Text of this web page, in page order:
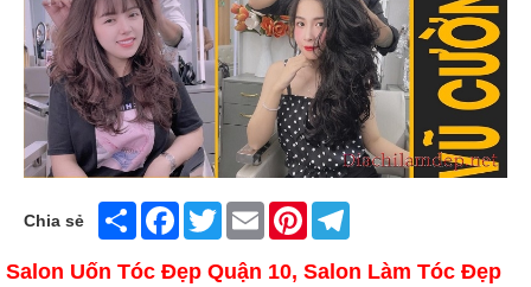
Chia sẻ Share FacebookTwitter Email Pinterest
Salon Uốn Tóc Đẹp Quận 10, Salon Làm Tóc Đẹp